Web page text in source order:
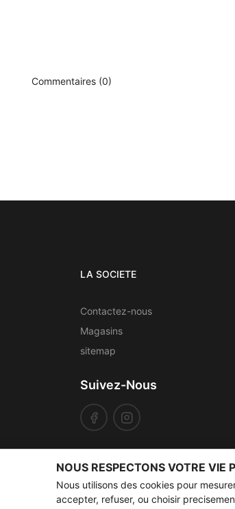
Commentaires (0)
LA SOCIETE
Contactez-nous
Magasins
sitemap
Suivez-Nous
Conges annuels
Notre boutique
NOUS RESPECTONS VOTRE VIE
Nous utilisons des cookies pour
accepter, refuser, ou choisir